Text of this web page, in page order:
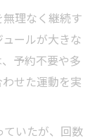
理なく継続す
ールが大きな
予約不要や多
せた運動を実
いたが、回数